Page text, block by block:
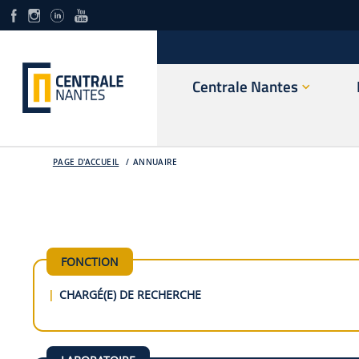
Centrale Nantes
PAGE D'ACCUEIL ANNUAIRE
FONCTION
CHARGÉ(E) DE RECHERCHE